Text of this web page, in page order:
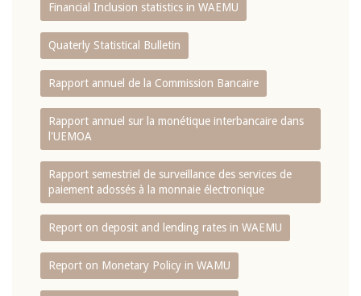
Financial Inclusion statistics in WAEMU
Quaterly Statistical Bulletin
Rapport annuel de la Commission Bancaire
Rapport annuel sur la monétique interbancaire dans
l'UEMOA
Rapport semestriel de surveillance des services de
paiement adossés à la monnaie électronique
Report on deposit and lending rates in WAEMU
Report on Monetary Policy in WAMU